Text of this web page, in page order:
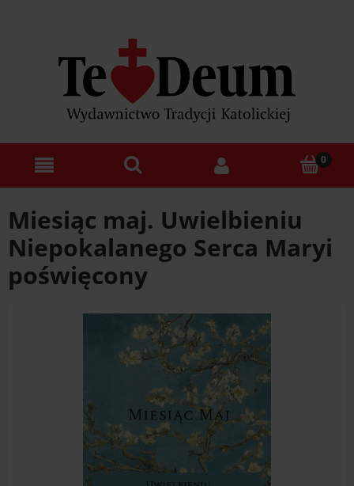
Miesiąc maj. Uwielbieniu
Niepokalanego Serca Maryi
poświęcony